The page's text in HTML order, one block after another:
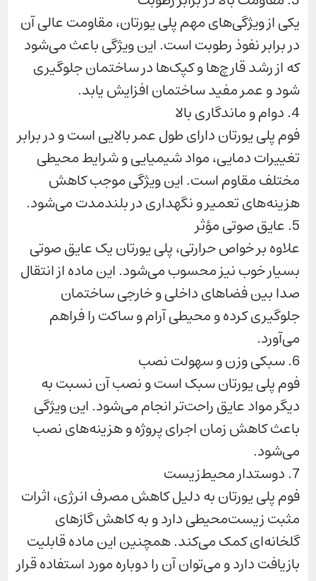
یکی از ویژگی‌های مهم پلی یورتان، مقاومت عالی آن
در برابر نفوذ رطوبت است. این ویژگی باعث می‌شود
که از رشد قارچ‌ها و کپک‌ها در ساختمان جلوگیری
شود و عمر مفید ساختمان افزایش یابد.
4. دوام و ماندگاری بالا
فوم پلی یورتان دارای طول عمر بالایی است و در برابر
تغییرات دمایی، مواد شیمیایی و شرایط محیطی
مختلف مقاوم است. این ویژگی موجب کاهش
هزینه‌های تعمیر و نگهداری در بلندمدت می‌شود.
5. عایق صوتی مؤثر
علاوه بر خواص حرارتی، پلی یورتان یک عایق صوتی
بسیار خوب نیز محسوب می‌شود. این ماده از انتقال
صدا بین فضاهای داخلی و خارجی ساختمان
جلوگیری کرده و محیطی آرام و ساکت را فراهم
می‌آورد.
6. سبکی وزن و سهولت نصب
فوم پلی یورتان سبک است و نصب آن نسبت به
دیگر مواد عایق راحت‌تر انجام می‌شود. این ویژگی
باعث کاهش زمان اجرای پروژه و هزینه‌های نصب
می‌شود.
7. دوستدار محیط‌زیست
فوم پلی یورتان به دلیل کاهش مصرف انرژی، اثرات
مثبت زیست‌محیطی دارد و به کاهش گازهای
گلخانه‌ای کمک می‌کند. همچنین این ماده قابلیت
بازیافت دارد و می‌توان آن را دوباره مورد استفاده قرار